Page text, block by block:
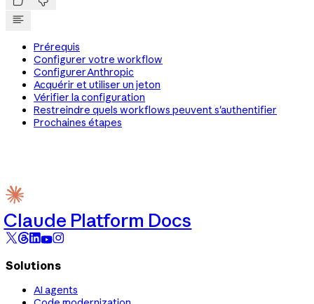
Prérequis
Configurer votre workflow
Configurer Anthropic
Acquérir et utiliser un jeton
Vérifier la configuration
Restreindre quels workflows peuvent s'authentifier
Prochaines étapes
Claude Platform Docs
Solutions
AI agents